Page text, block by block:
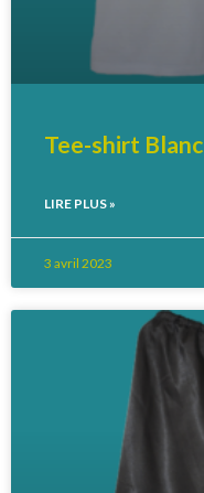
Tee-shirt Blanc
LIRE PLUS »
3 avril 2023